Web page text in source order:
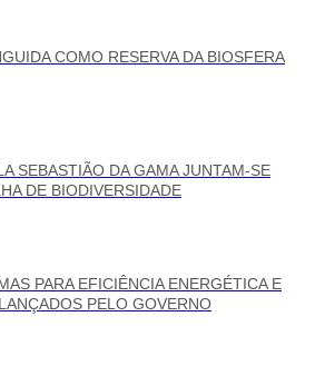
COMO RESERVA DA BIOSFERA
SEBASTIÃO DA GAMA JUNTAM-SE
DE BIODIVERSIDADE
PARA EFICIÊNCIA ENERGÉTICA E
PELO GOVERNO